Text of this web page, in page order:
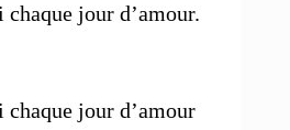
jour d’amour.
jour d’amour